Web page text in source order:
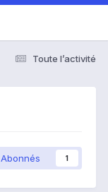
Toute l’activité
Abonnés 1